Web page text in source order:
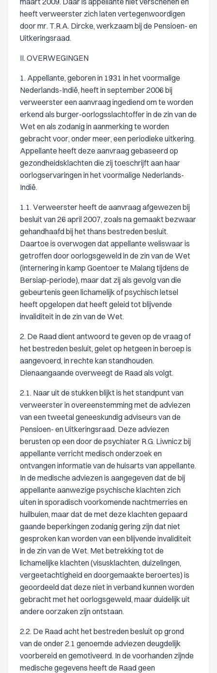
heeft verweerster zich laten vertegenwoordigen
door mr. T.R.A. Dircke, werkzaam bij de Pensioen- en
Uitkeringsraad.
II. OVERWEGINGEN
1. Appellante, geboren in 1931 in het voormalige
Nederlands-Indië, heeft in september 2006 bij
verweerster een aanvraag ingediend om te worden
erkend als burger-oorlogsslachtoffer in de zin van de
Wet en als zodanig in aanmerking te worden
gebracht voor, onder meer, een periodieke uitkering.
Appellante heeft deze aanvraag gebaseerd op
gezondheidsklachten die zij toeschrijft aan haar
oorlogservaringen in het voormalige Nederlands-
Indië.
1.1. Verweerster heeft de aanvraag afgewezen bij
besluit van 26 april 2007, zoals na gemaakt bezwaar
gehandhaafd bij het thans bestreden besluit.
Daartoe is overwogen dat appellante weliswaar is
getroffen door oorlogsgeweld in de zin van de Wet
(internering in kamp Goentoer te Malang tijdens de
Bersiap-periode), maar dat zij als gevolg van die
gebeurtenis geen lichamelijk of psychisch letsel
heeft opgelopen dat heeft geleid tot blijvende
invaliditeit in de zin van de Wet.
2. De Raad dient antwoord te geven op de vraag of
het bestreden besluit, gelet op hetgeen in beroep is
aangevoerd, in rechte kan standhouden.
Dienaangaande overweegt de Raad als volgt.
2.1. Naar uit de stukken blijkt is het standpunt van
verweerster in overeenstemming met de adviezen
van een tweetal geneeskundig adviseurs van de
Pensioen- en Uitkeringsraad. Deze adviezen
berusten op een door de psychiater R.G. Liwnicz bij
appellante verricht medisch onderzoek en
ontvangen informatie van de huisarts van appellante.
In de medische adviezen is aangegeven dat de bij
appellante aanwezige psychische klachten zich
uiten in sporadisch voorkomende nachtmerries en
huilbuien, maar dat de met deze klachten gepaard
gaande beperkingen zodanig gering zijn dat niet
gesproken kan worden van een blijvende invaliditeit
in de zin van de Wet. Met betrekking tot de
lichamelijke klachten (visusklachten, duizelingen,
vergeetachtigheid en doorgemaakte beroertes) is
geoordeeld dat deze niet in verband kunnen worden
gebracht met het oorlogsgeweld, maar duidelijk uit
andere oorzaken zijn ontstaan.
2.2. De Raad acht het bestreden besluit op grond
van de onder 2.1 genoemde adviezen deugdelijk
voorbereid en gemotiveerd. In de voorhanden zijnde
medische gegevens heeft de Raad geen